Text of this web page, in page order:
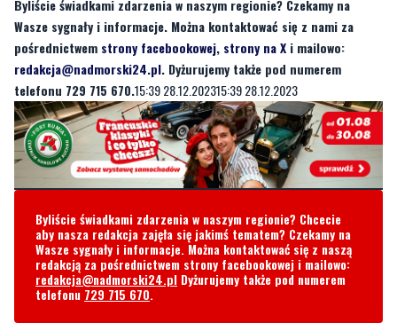
Byliście świadkami zdarzenia w naszym regionie? Czekamy na
Wasze sygnały i informacje. Można kontaktować się z nami za
pośrednictwem strony facebookowej, strony na X i mailowo:
redakcja@nadmorski24.pl. Dyżurujemy także pod numerem
telefonu 729 715 670.15:39 28.12.202315:39 28.12.2023
Byliście świadkami zdarzenia w naszym regionie? Chcecie
aby nasza redakcja zajęła się jakimś tematem? Czekamy na
Wasze sygnały i informacje. Można kontaktować się z naszą
redakcją za pośrednictwem strony facebookowej i mailowo:
redakcja@nadmorski24.pl Dyżurujemy także pod numerem
telefonu 729 715 670.